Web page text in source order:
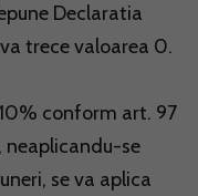
Declaratia
trece valoarea 0.
conform art. 97
neaplicandu-se
se va aplica